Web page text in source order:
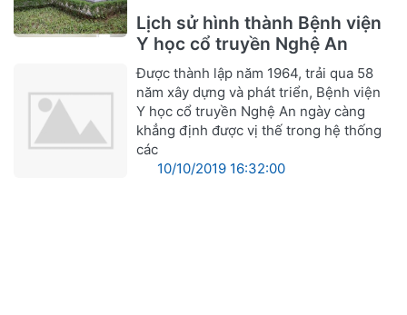
Lịch sử hình thành Bệnh viện
Y học cổ truyền Nghệ An
Được thành lập năm 1964, trải qua 58
năm xây dựng và phát triển, Bệnh viện
Y học cổ truyền Nghệ An ngày càng
khẳng định được vị thế trong hệ thống
các
10/10/2019 16:32:00